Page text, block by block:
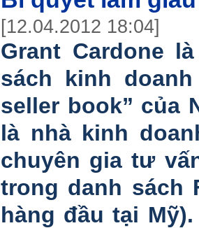
[12.04.2012 18:04]
Grant Cardone
sách kinh
seller book” của
là nhà kinh
chuyên gia tư
trong danh sách
hàng đầu tại